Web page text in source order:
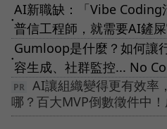
●
AI新職缺：「Vibe Coding
普信工程師，就需要AI鏟屎
●
Gumloop是什麼？如何讓
容生成、社群監控... No
AI讓組織變得更有效率
哪？百大MVP倒數徵件中